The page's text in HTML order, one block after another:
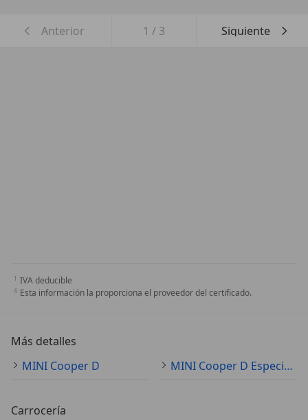
Anterior 1 / 3 Siguiente
IVA deducible
Esta información la proporciona el proveedor del certificado.
Más detalles
MINI Cooper D
MINI Cooper D Especificaciones técnicas
Carrocería